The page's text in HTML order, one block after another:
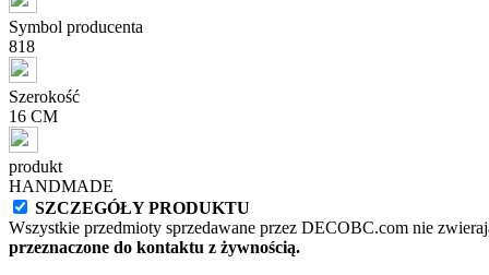
Symbol producenta
818
Szerokość
16 CM
produkt
HANDMADE
SZCZEGÓŁY PRODUKTU
Wszystkie przedmioty sprzedawane przez DECOBC.com nie
przeznaczone do kontaktu z żywnością.